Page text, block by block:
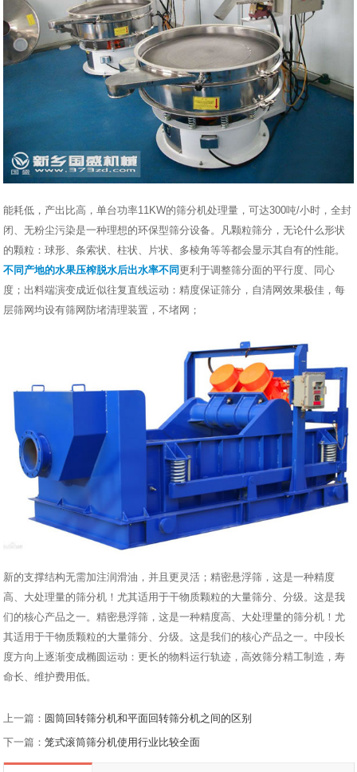
能耗低，产出比高，单台功率11KW的筛分机处理量，可达300吨/小时，全封
闭、无粉尘污染是一种理想的环保型筛分设备。凡颗粒筛分，无论什么形状
的颗粒：球形、条索状、柱状、片状、多棱角等等都会显示其自有的性能。
不同产地的水果压榨脱水后出水率不同更利于调整筛分面的平行度、同心
度；出料端演变成近似往复直线运动：精度保证筛分，自清网效果极佳，每
层筛网均设有筛网防堵清理装置，不堵网；
新的支撑结构无需加注润滑油，并且更灵活；精密悬浮筛，这是一种精度
高、大处理量的筛分机！尤其适用于干物质颗粒的大量筛分、分级。这是我
们的核心产品之一。精密悬浮筛，这是一种精度高、大处理量的筛分机！尤
其适用于干物质颗粒的大量筛分、分级。这是我们的核心产品之一。中段长
度方向上逐渐变成椭圆运动：更长的物料运行轨迹，高效筛分精工制造，寿
命长、维护费用低。
上一篇： 圆筒回转筛分机和平面回转筛分机之间的区别
下一篇：笼式滚筒筛分机使用行业比较全面